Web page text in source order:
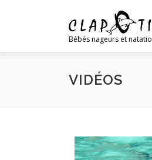
Bébés nageurs et
VIDÉOS